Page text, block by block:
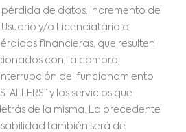
pérdida de datos, incremento de
y/o Licenciatario o
financieras, que resulten
con, la compra,
del funcionamiento
y los servicios que
de la misma. La precedente
también será de